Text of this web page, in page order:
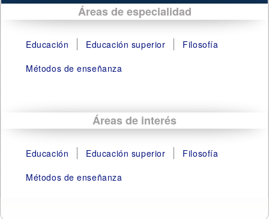
Áreas de especialidad
Educación Educación superior
Filosofía
Métodos de enseñanza
Áreas de interés
Educación Educación superior
Filosofía
Métodos de enseñanza